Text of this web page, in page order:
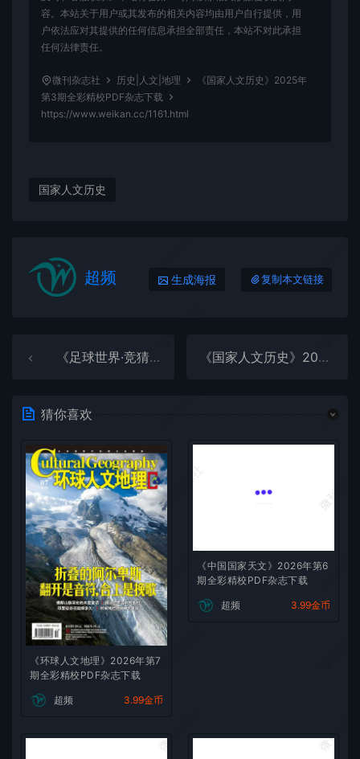
容。本站关于用户或其发布的相关内容均由用户自行提供，用
户依法应对其提供的任何信息承担全部责任，本站不对此承担
任何法律责任。
微刊杂志社 历史|人文|地理
《国家人文历史》2025年
第3期全彩精校PDF杂志下载
https://www.weikan.cc/1161.html
国家人文历史
超频 生成海报 复制本文链接
《足球世界·竞猜》2025年第3期全彩精校PDF杂志下载 《国家人文历史》2025年第4期全彩精校PDF杂志下载
猜你喜欢
《环球人文地理》2026年第7
期全彩精校PDF杂志下载
超频 3.99金币
《中国国家天文》2026年第6
期全彩精校PDF杂志下载
超频 3.99金币
微刊
微刊杂志社
微刊杂
微刊杂志社
微刊杂
微刊杂志社
微刊杂志社
微刊杂